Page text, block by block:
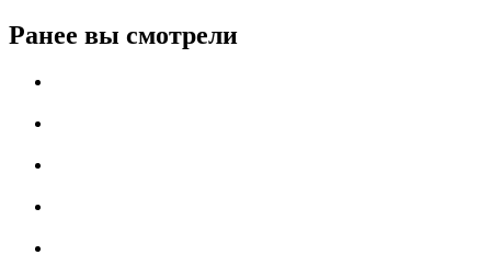
Ранее вы смотрели